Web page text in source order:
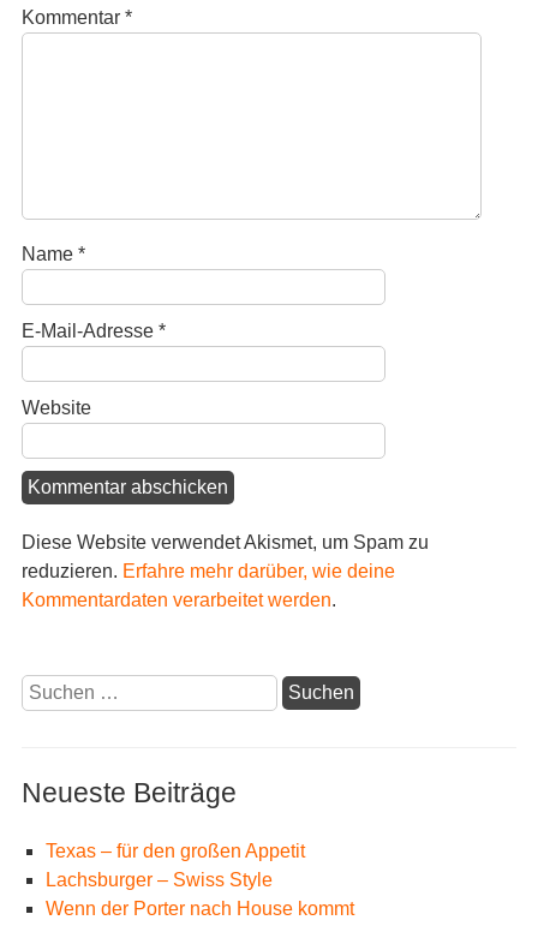
Kommentar *
Name *
E-Mail-Adresse *
Website
Diese Website verwendet Akismet, um Spam zu
reduzieren. Erfahre mehr darüber, wie deine
Kommentardaten verarbeitet werden.
Suchen
nach:
Neueste Beiträge
Texas – für den großen Appetit
Lachsburger – Swiss Style
Wenn der Porter nach House kommt